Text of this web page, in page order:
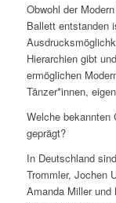
Obwohl der
Ballett entstanden
Hierarchien gibt
ermöglichen
Tänzer*innen,
Welche bekannten
geprägt?
In Deutschland
Trommler, Jochen
Amanda Miller und